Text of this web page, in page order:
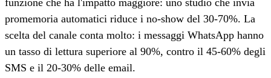
funzione che ha l'impatto maggiore: uno studio che invia
promemoria automatici riduce i no-show del 30-70%. La
scelta del canale conta molto: i messaggi WhatsApp hanno
un tasso di lettura superiore al 90%, contro il 45-60% degli
SMS e il 20-30% delle email.